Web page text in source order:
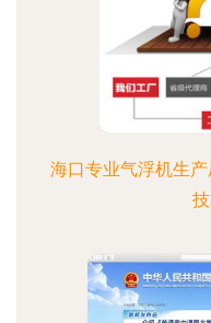
海口专业气浮机生